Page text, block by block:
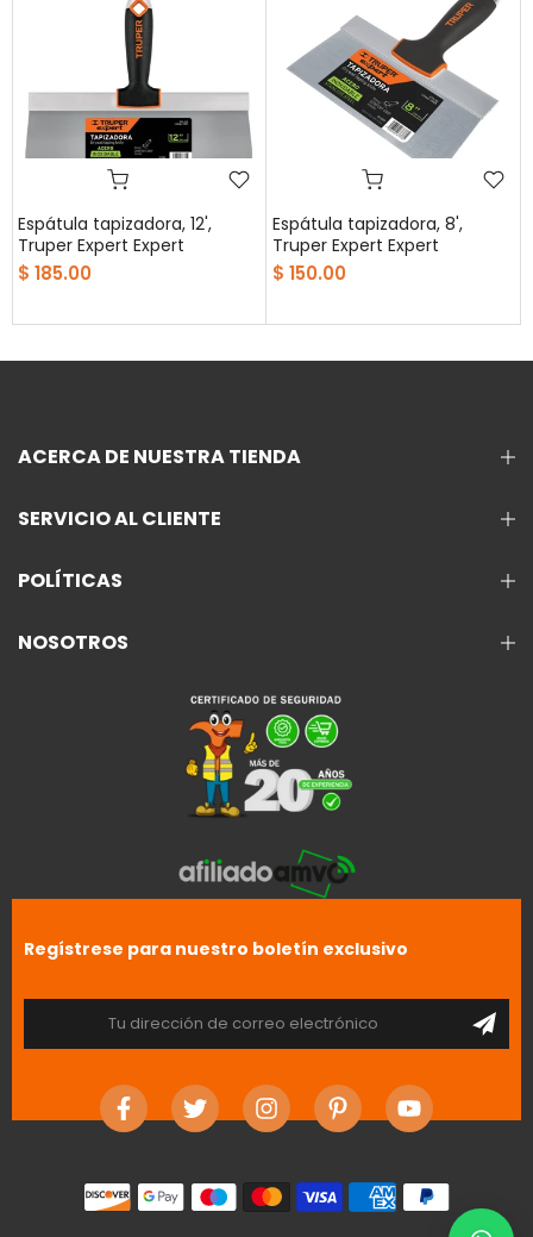
Espátula tapizadora, 12',
Truper Expert Expert
$ 185.00
Espátula tapizadora, 8',
Truper Expert Expert
$ 150.00
ACERCA DE NUESTRA TIENDA
SERVICIO AL CLIENTE
POLÍTICAS
NOSOTROS
Regístrese para nuestro boletín exclusivo